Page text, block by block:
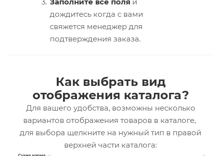
дождитесь когда с вами
свяжется менеджер для
подтверждения заказа.
Как выбрать вид
отображения каталога?
Для вашего удобства, возможны несколько
вариантов отображения товаров в каталоге,
для выбора щелкните на нужный тип в правой
верхней части каталога: